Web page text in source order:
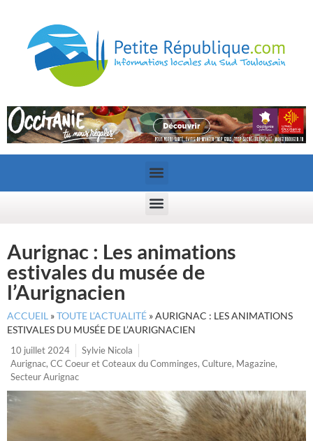
Aurignac : Les animations
estivales du musée de
l’Aurignacien
ACCUEIL »TOUTE L’ACTUALITÉ »AURIGNAC : LES ANIMATIONS
ESTIVALES DU MUSÉE DE L’AURIGNACIEN
10 juillet 2024
Sylvie Nicola
Aurignac, CC Coeur et Coteaux du Comminges, Culture, Magazine,
Secteur Aurignac